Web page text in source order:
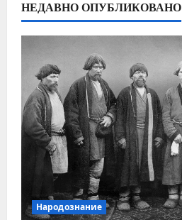
НЕДАВНО ОПУБЛИКОВАНО
Народознание